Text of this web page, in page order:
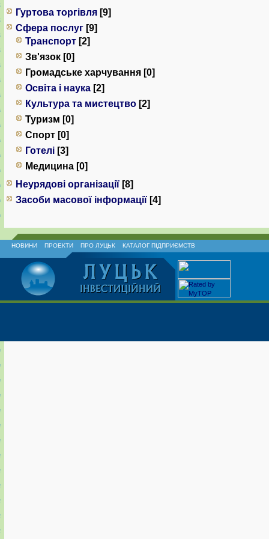
Гуртова торгівля [9]
Сфера послуг [9]
Транспорт [2]
Зв'язок [0]
Громадське харчування [0]
Освіта і наука [2]
Культура та мистецтво [2]
Туризм [0]
Спорт [0]
Готелі [3]
Медицина [0]
Неурядові організації [8]
Засоби масової інформації [4]
НОВИНИ ПРОЕКТИ ПРО ЛУЦЬК КАТАЛОГ ПІДПРИЄМСТВ